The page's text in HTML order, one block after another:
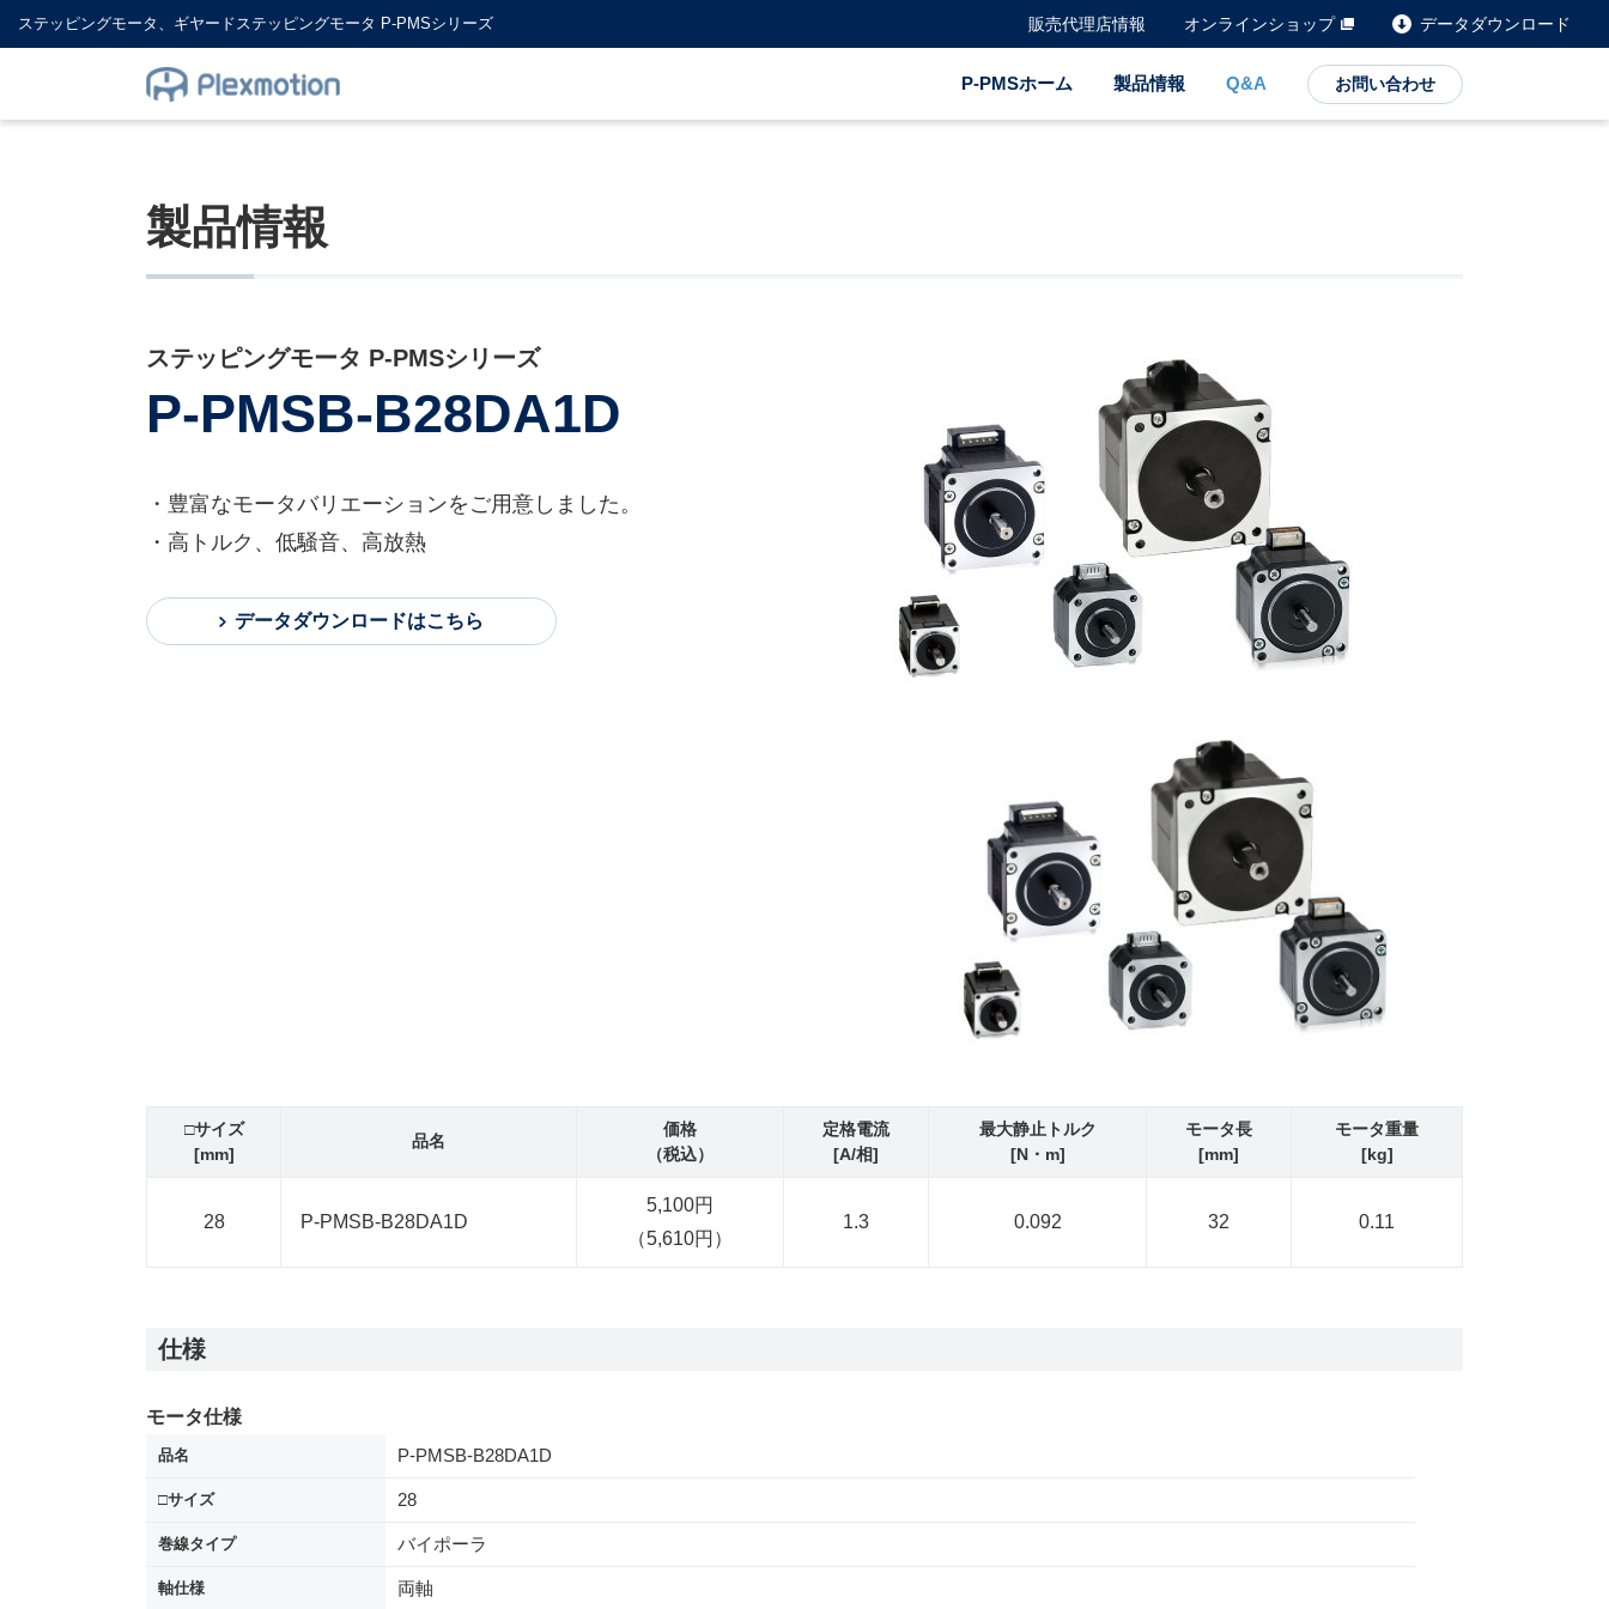
P-PMSホーム 製品情報 Q&A お問い合わせ
ステッピングモータ、ギヤードステッピングモータ P-PMSシリーズ 販売代理店情報 オンラインショップ データダウンロード
製品情報
ステッピングモータ P-PMSシリーズ
P-PMSB-B28DA1D
・豊富なモータバリエーションをご用意しました。
・高トルク、低騒音、高放熱
データダウンロードはこちら
□サイズ
[mm]
品名
価格
（税込）
定格電流
[A/相]
最大静止トルク
[N・m]
モータ長
[mm]
モータ重量
[kg]
28 P-PMSB-B28DA1D
5,100円
（5,610円）
1.3 0.092 32 0.11
仕様
モータ仕様
品名 P-PMSB-B28DA1D
□サイズ 28
巻線タイプ バイポーラ
軸仕様 両軸